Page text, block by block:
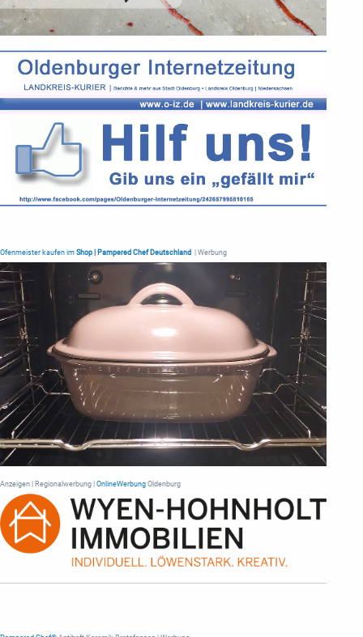
Ofenmeister kaufen im Shop | Pampered Chef Deutschland | Werbung
Anzeigen | Regionalwerbung | OnlineWerbung Oldenburg